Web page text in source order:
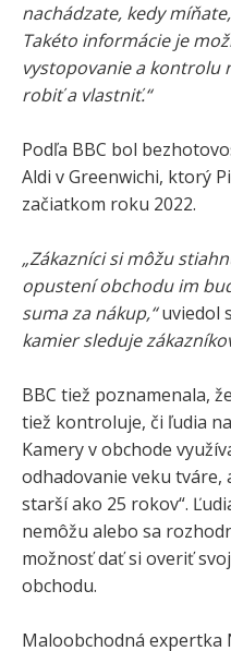
nachádzate, kedy
Takéto informácie je
vystopovanie a kontrolu
robiť a vlastniť.“
Podľa BBC bol
Aldi v Greenwichi, ktorý
začiatkom roku 2022.
„Zákazníci si môžu
opustení obchodu im
suma za nákup,“uviedol
kamier sleduje
BBC tiež poznamenala,
tiež kontroluje, či ľudia
Kamery v obchode
odhadovanie veku tváre,
starší ako 25 rokov“.
nemôžu alebo sa
možnosť dať si overiť
obchodu.
Maloobchodná expertka